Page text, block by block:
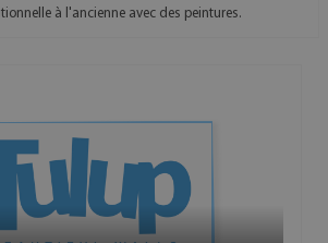
à l'ancienne avec des peintures.